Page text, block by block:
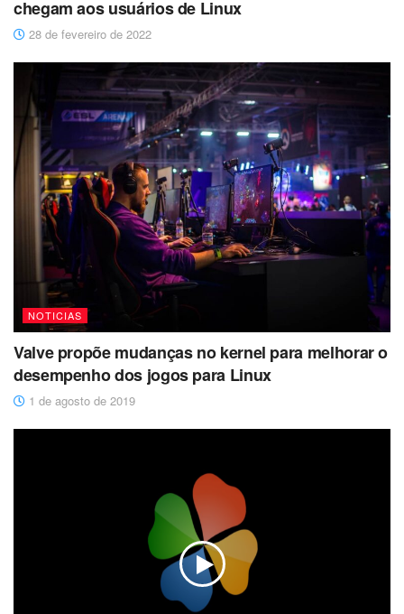
chegam aos usuários de Linux
28 de fevereiro de 2022
NOTICIAS
Valve propõe mudanças no kernel para melhorar o
desempenho dos jogos para Linux
1 de agosto de 2019